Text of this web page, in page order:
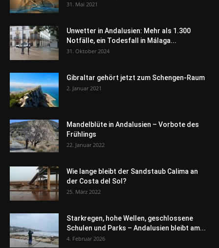
31. Mai 2021
Unwetter in Andalusien: Mehr als 1.300
Notfälle, ein Todesfall in Málaga...
31. Oktober 2024
Gibraltar gehört jetzt zum Schengen-Raum
2. Januar 2021
Mandelblüte in Andalusien – Vorbote des
Frühlings
22. Januar 2022
Wie lange bleibt der Sandstaub Calima an
der Costa del Sol?
25. März 2022
Starkregen, hohe Wellen, geschlossene
Schulen und Parks – Andalusien bleibt am...
4. Februar 2026